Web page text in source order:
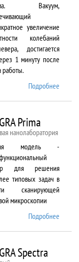
Вакуум,
увеличение
колебаний
достигается
1 минуту после
работы.
Подробнее
Prima
нанолаборатория
модель -
для решения
типовых задач в
сканирующей
микроскопии
Подробнее
Spectra